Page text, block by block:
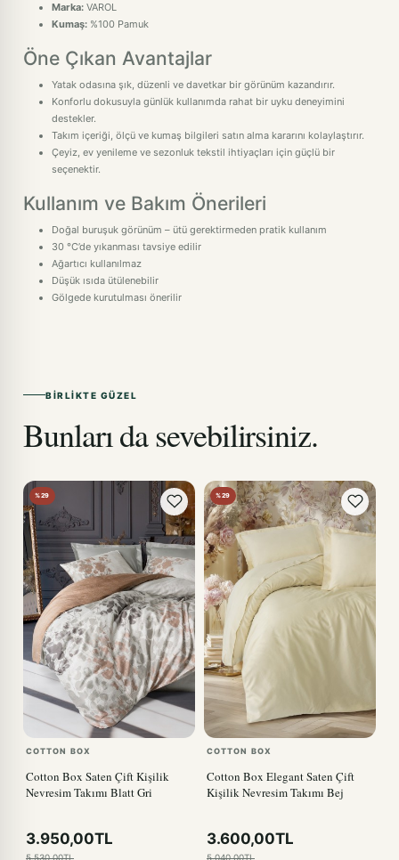
Marka: VAROL
Kumaş: %100 Pamuk
Öne Çıkan Avantajlar
Yatak odasına şık, düzenli ve davetkar bir görünüm kazandırır.
Konforlu dokusuyla günlük kullanımda rahat bir uyku deneyimini
destekler.
Takım içeriği, ölçü ve kumaş bilgileri satın alma kararını kolaylaştırır.
Çeyiz, ev yenileme ve sezonluk tekstil ihtiyaçları için güçlü bir
seçenektir.
Kullanım ve Bakım Önerileri
Doğal buruşuk görünüm – ütü gerektirmeden pratik kullanım
30 °C’de yıkanması tavsiye edilir
Ağartıcı kullanılmaz
Düşük ısıda ütülenebilir
Gölgede kurutulması önerilir
BIRLIKTE GÜZEL
Bunları da sevebilirsiniz.
%29
COTTON BOX
Cotton Box Saten Çift Kişilik
Nevresim Takımı Blatt Gri
3.950,00TL
5.530,00TL
%29
COTTON BOX
Cotton Box Elegant Saten Çift
Kişilik Nevresim Takımı Bej
3.600,00TL
5.040,00TL